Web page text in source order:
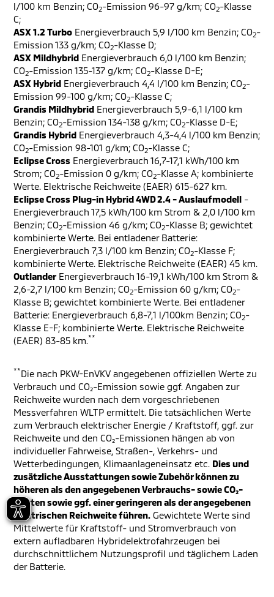
l/100 km Benzin; CO2-Emission 96-97 g/km; CO2-Klasse
C;
ASX 1.2 Turbo Energieverbrauch 5,9 l/100 km Benzin; CO2-
Emission 133 g/km; CO2-Klasse D;
ASX Mildhybrid Energieverbrauch 6,0 l/100 km Benzin;
CO2-Emission 135-137 g/km; CO2-Klasse D-E;
ASX Hybrid Energieverbrauch 4,4 l/100 km Benzin; CO2-
Emission 99-100 g/km; CO2-Klasse C;
Grandis Mildhybrid Energieverbrauch 5,9-6,1 l/100 km
Benzin; CO2-Emission 134-138 g/km; CO2-Klasse D-E;
Grandis Hybrid Energieverbrauch 4,3-4,4 l/100 km Benzin;
CO2-Emission 98-101 g/km; CO2-Klasse C;
Eclipse Cross Energieverbrauch 16,7-17,1 kWh/100 km
Strom; CO2-Emission 0 g/km; CO2-Klasse A; kombinierte
Werte. Elektrische Reichweite (EAER) 615-627 km.
Eclipse Cross Plug-in Hybrid 4WD 2.4 - Auslaufmodell -
Energieverbrauch 17,5 kWh/100 km Strom & 2,0 l/100 km
Benzin; CO2-Emission 46 g/km; CO2-Klasse B; gewichtet
kombinierte Werte. Bei entladener Batterie:
Energieverbrauch 7,3 l/100 km Benzin; CO2-Klasse F;
kombinierte Werte. Elektrische Reichweite (EAER) 45 km.
Outlander Energieverbrauch 16-19,1 kWh/100 km Strom &
2,6-2,7 l/100 km Benzin; CO2-Emission 60 g/km; CO2-
Klasse B; gewichtet kombinierte Werte. Bei entladener
Batterie: Energieverbrauch 6,8-7,1 l/100km Benzin; CO2-
Klasse E-F; kombinierte Werte. Elektrische Reichweite
(EAER) 83-85 km.**
**Die nach PKW-EnVKV angegebenen offiziellen Werte zu
Verbrauch und CO₂-Emission sowie ggf. Angaben zur
Reichweite wurden nach dem vorgeschriebenen
Messverfahren WLTP ermittelt. Die tatsächlichen Werte
zum Verbrauch elektrischer Energie / Kraftstoff, ggf. zur
Reichweite und den CO₂-Emissionen hängen ab von
individueller Fahrweise, Straßen-, Verkehrs- und
Wetterbedingungen, Klimaanlageneinsatz etc. Dies und
zusätzliche Ausstattungen sowie Zubehör können zu
höheren als den angegebenen Verbrauchs- sowie CO₂-
Werten sowie ggf. einer geringeren als der angegebenen
elektrischen Reichweite führen. Gewichtete Werte sind
Mittelwerte für Kraftstoff- und Stromverbrauch von
extern aufladbaren Hybridelektrofahrzeugen bei
durchschnittlichem Nutzungsprofil und täglichem Laden
der Batterie.